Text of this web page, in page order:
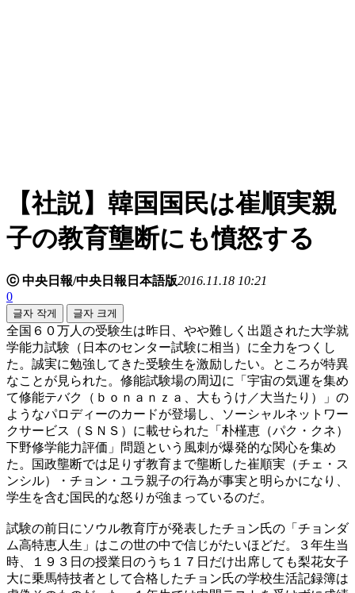
【社説】韓国国民は崔順実親
子の教育壟断にも憤怒する
ⓒ 中央日報/中央日報日本語版2016.11.18 10:21
0
글자 작게 글자 크게
全国６０万人の受験生は昨日、やや難しく出題された大学就
学能力試験（日本のセンター試験に相当）に全力をつくし
た。誠実に勉強してきた受験生を激励したい。ところが特異
なことが見られた。修能試験場の周辺に「宇宙の気運を集め
て修能テバク（ｂｏｎａｎｚａ、大もうけ／大当たり）」の
ようなパロディーのカードが登場し、ソーシャルネットワー
クサービス（ＳＮＳ）に載せられた「朴槿恵（パク・クネ）
下野修学能力評価」問題という風刺が爆発的な関心を集め
た。国政壟断では足りず教育まで壟断した崔順実（チェ・ス
ンシル）・チョン・ユラ親子の行為が事実と明らかになり、
学生を含む国民的な怒りが強まっているのだ。
試験の前日にソウル教育庁が発表したチョン氏の「チョンダ
ム高特恵人生」はこの世の中で信じがたいほどだ。３年生当
時、１９３日の授業日のうち１７日だけ出席しても梨花女子
大に乗馬特技者として合格したチョン氏の学校生活記録簿は